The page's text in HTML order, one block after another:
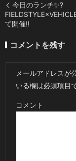
今日のランチ✨?
て開催‼️
コメントを残す
メールアドレスが
いる欄は必須項目
コメント